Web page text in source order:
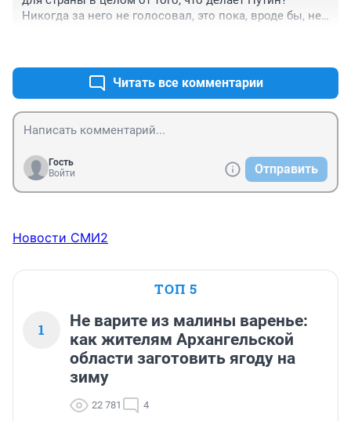
Никогда за него не голосовал, это пока, вроде бы, не
Читать все комментарии
Гость
Войти
Отправить
Новости СМИ2
ТОП 5
1
Не варите из малины варенье:
как жителям Архангельской
области заготовить ягоду на
зиму
22 781 4